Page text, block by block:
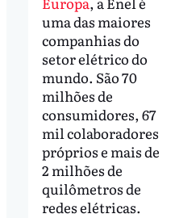
uma das maiores
companhias do
setor elétrico do
mundo. São 70
milhões de
consumidores, 67
mil colaboradores
próprios e mais de
2 milhões de
quilômetros de
redes elétricas.